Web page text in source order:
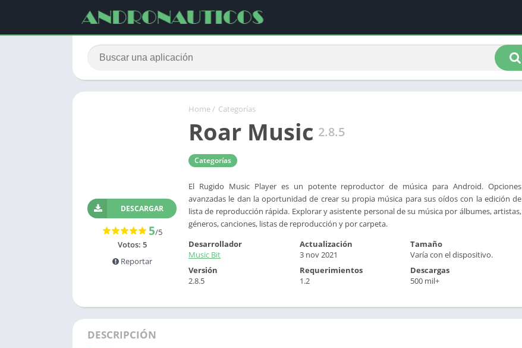
Home/ Categorías
Roar Music 2.8.5
Categorías
El Rugido Music Player es un potente reproductor de música para Android. Opciones
avanzadas le dan la oportunidad de crear su propia música para sus oídos con la edición de
lista de reproducción rápida. Explorar y asistente personal de su música por álbumes, artistas,
géneros, canciones, listas de reproducción y por carpeta.
DESCARGAR
5/5
Votos: 5
Reportar
Desarrollador
Music Bit
Actualización
3 nov 2021
Tamaño
Varía con el dispositivo.
Versión
2.8.5
Requerimientos
1.2
Descargas
500 mil+
DESCRIPCIÓN